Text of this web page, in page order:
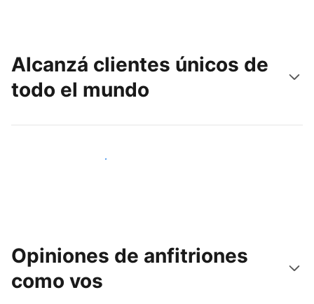
Alcanzá clientes únicos de
todo el mundo
Llegá a huéspedes nuevos hoy
Opiniones de anfitriones
como vos